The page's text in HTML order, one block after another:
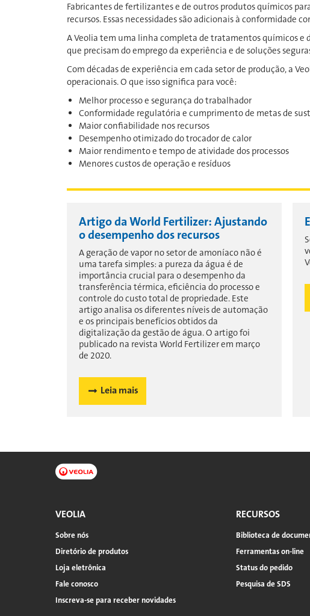
Fabricantes de fertilizantes e de outros produtos químicos
recursos. Essas necessidades são adicionais à
A Veolia tem uma linha completa de tratamentos químicos e
que precisam do emprego da experiência e de soluções
Com décadas de experiência em cada setor de produção, a
operacionais. O que isso significa para você:
Melhor processo e segurança do trabalhador
Conformidade regulatória e cumprimento de metas de
Maior confiabilidade nos recursos
Desempenho otimizado do trocador de calor
Maior rendimento e tempo de atividade dos processos
Menores custos de operação e resíduos
Artigo da World Fertilizer: Ajustando
o desempenho dos recursos
A geração de vapor no setor de amoníaco não é
uma tarefa simples: a pureza da água é de
importância crucial para o desempenho da
transferência térmica, eficiência do processo e
controle do custo total de propriedade. Este
artigo analisa os diferentes níveis de automação
e os principais benefícios obtidos da
digitalização da gestão de água. O artigo foi
publicado na revista World Fertilizer em março
de 2020.
Leia mais
VEOLIA
Sobre nós
Diretório de produtos
Loja eletrônica
Fale conosco
Inscreva-se para receber novidades
RECURSOS
Biblioteca de
Ferramentas on-line
Status do pedido
Pesquisa de SDS